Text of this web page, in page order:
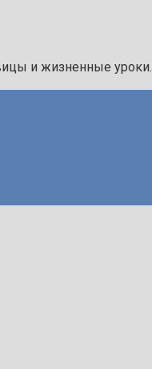
и жизненные уроки.